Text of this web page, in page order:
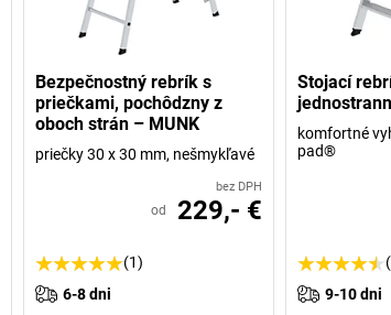
Bezpečnostný rebrík s
priečkami, pochôdzny z
oboch strán – MUNK
priečky 30 x 30 mm, nešmykľavé
bez DPH
od 229,- €
(1)
6-8 dni
Stojací
komfortné
pad®
9-10 dni